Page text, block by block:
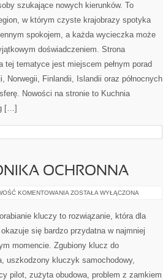
szukające nowych kierunków. To
w którym czyste krajobrazy spotyka
spokojem, a każda wycieczka może
doświadczeniem. Strona
tej tematyce jest miejscem pełnym porad
Finlandii, Islandii oraz północnych
Nowości na stronie to Kuchnia
[…]
OCHRONNA
KOMENTOWANIA IMMOBILIZERY
OCHRONNA
ZOSTAŁA WYŁĄCZONA
kluczy to rozwiązanie, która dla
się bardzo przydatna w najmniej
momencie. Zgubiony klucz do
uszkodzony kluczyk samochodowy,
pilot, zużyta obudowa, problem z zamkiem